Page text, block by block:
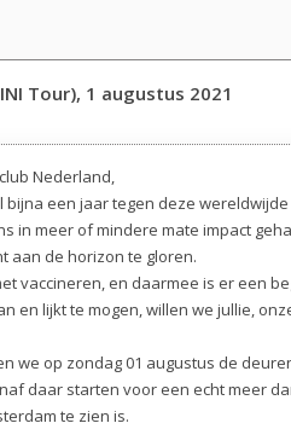
Tour), 1 augustus 2021
Nederland,
bijna een jaar tegen deze
in meer of mindere mate impact
aan de horizon te gloren.
vaccineren, en daarmee is er een
en lijkt te mogen, willen we jullie,
we op zondag 01 augustus de
daar starten voor een echt meer
te zien is.